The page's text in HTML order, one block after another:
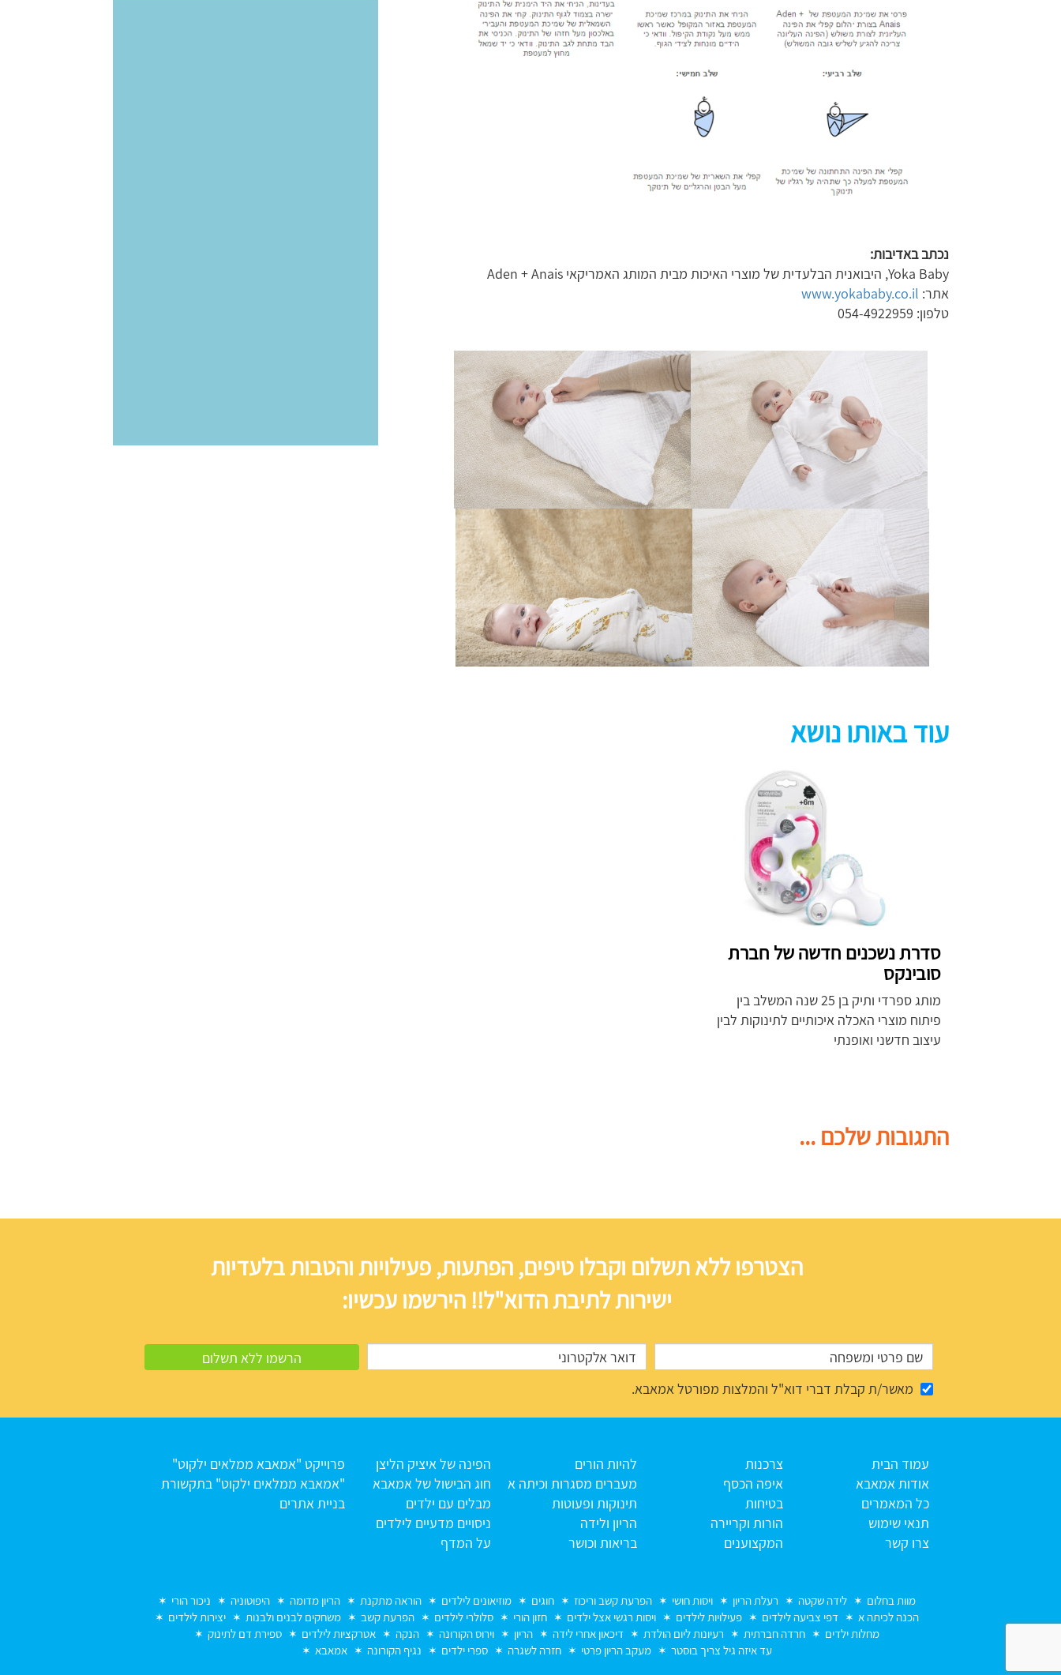
נכתב באדיבות:
Yoka Baby, היבואנית הבלעדית של מוצרי האיכות מבית המותג האמריקאי Aden + Anais
אתר: www.yokababy.co.il
טלפון: 054-4922959
עוד באותו נושא
סדרת נשכנים חדשה של חברת
סובינקס
מותג ספרדי ותיק בן 25 שנה המשלב בין
פיתוח מוצרי האכלה איכותיים לתינוקות לבין
עיצוב חדשני ואופנתי
התגובות שלכם ...
הצטרפו ללא תשלום וקבלו טיפים, הפתעות, פעילויות והטבות בלעדיות
ישירות לתיבת הדוא"ל!! הירשמו עכשיו:
מאשר/ת קבלת דברי דוא"ל והמלצות מפורטל אמאבא.
עמוד הבית
אודות אמאבא
כל המאמרים
תנאי שימוש
צרו קשר
צרכנות
איפה הכסף
בטיחות
הורות וקריירה
המקצוענים
להיות הורים
מעברים מסגרות וכיתה א
תינוקות ופעוטות
הריון ולידה
בריאות וכושר
הפינה של איציק הליצן
חוג הבישול של אמאבא
מבלים עם ילדים
ניסויים מדעיים לילדים
על המדף
פרוייקט "אמאבא ממלאים ילקוט"
"אמאבא ממלאים ילקוט" בתקשורת
בניית אתרים
מוות בחלום לידה שקטה רעלת הריון ויסות חושי הפרעת קשב וריכוז חוגים מוזיאונים לילדים הוראה מתקנת הריון מדומה היפוטוניה
ניכור הורי
הכנה לכיתה א
דפי צביעה לילדים פעילויות לילדים ויסות רגשי אצל ילדים חזון הורי סלולרי לילדים הפרעת קשב משחקים לבנים ולבנות
יצירות לילדים
מחלות ילדים
חרדה חברתית רעיונות ליום הולדת דיכאון אחרי לידה הריון וירוס הקורונה הנקה אטרקציות לילדים
ספירת דם לתינוק
עד איזה גיל צריך בוסטר
מעקב הריון פרטי חזרה לשגרה ספרי ילדים נגיף הקורונה אמאבא